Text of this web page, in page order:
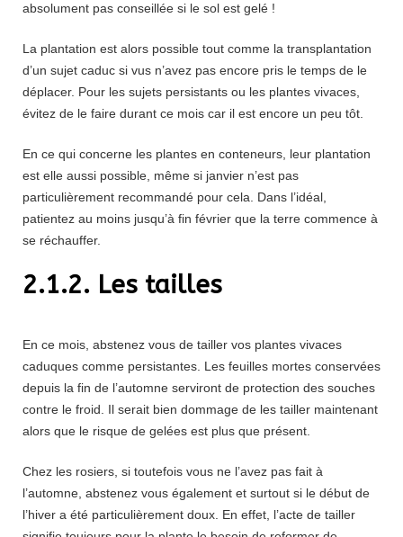
absolument pas conseillée si le sol est gelé !
La plantation est alors possible tout comme la transplantation
d’un sujet caduc si vus n’avez pas encore pris le temps de le
déplacer. Pour les sujets persistants ou les plantes vivaces,
évitez de le faire durant ce mois car il est encore un peu tôt.
En ce qui concerne les plantes en conteneurs, leur plantation
est elle aussi possible, même si janvier n’est pas
particulièrement recommandé pour cela. Dans l’idéal,
patientez au moins jusqu’à fin février que la terre commence à
se réchauffer.
2.1.2. Les tailles
En ce mois, abstenez vous de tailler vos plantes vivaces
caduques comme persistantes. Les feuilles mortes conservées
depuis la fin de l’automne serviront de protection des souches
contre le froid. Il serait bien dommage de les tailler maintenant
alors que le risque de gelées est plus que présent.
Chez les rosiers, si toutefois vous ne l’avez pas fait à
l’automne, abstenez vous également et surtout si le début de
l’hiver a été particulièrement doux. En effet, l’acte de tailler